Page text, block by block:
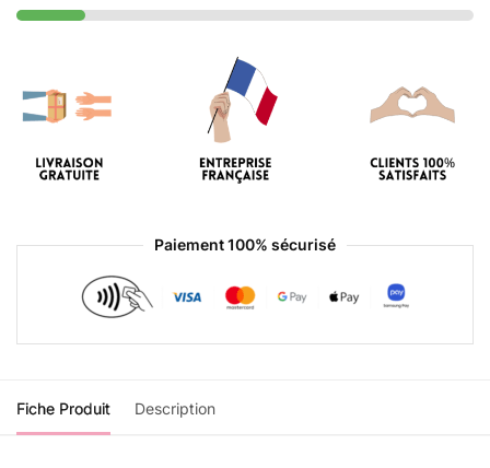
Paiement 100% sécurisé
Fiche Produit Description